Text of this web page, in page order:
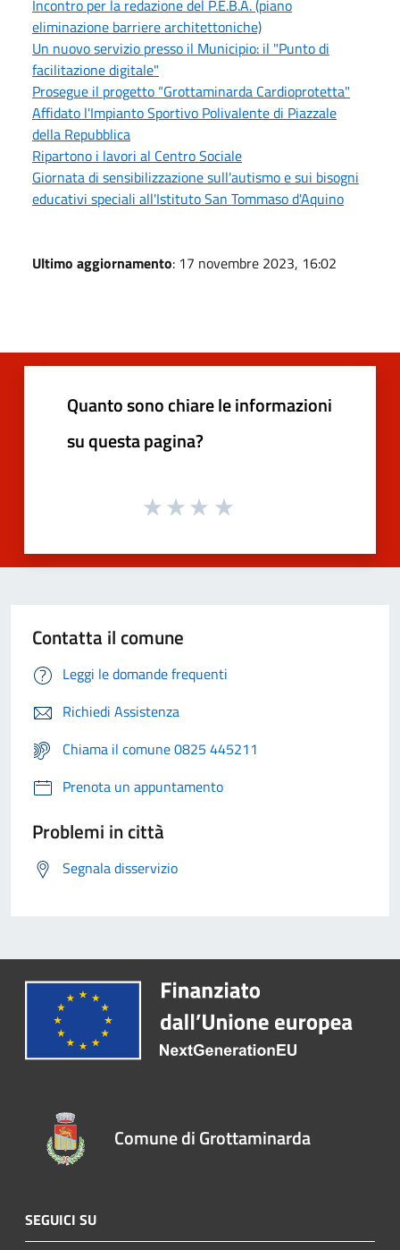
Incontro per la redazione del P.E.B.A. (piano
eliminazione barriere architettoniche)
Un nuovo servizio presso il Municipio: il "Punto di
facilitazione digitale"
Prosegue il progetto “Grottaminarda Cardioprotetta"
Affidato l'Impianto Sportivo Polivalente di Piazzale
della Repubblica
Ripartono i lavori al Centro Sociale
Giornata di sensibilizzazione sull'autismo e sui bisogni
educativi speciali all'Istituto San Tommaso d'Aquino
Ultimo aggiornamento: 17 novembre 2023, 16:02
Quanto sono chiare le informazioni
su questa pagina?
Contatta il comune
Leggi le domande frequenti
Richiedi Assistenza
Chiama il comune 0825 445211
Prenota un appuntamento
Problemi in città
Segnala disservizio
Comune di Grottaminarda
SEGUICI SU